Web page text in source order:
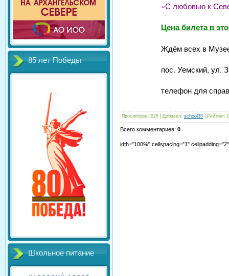
85 лет Победы
Школьное питание
«С любовью к
Цена билета в
Ждём всех в
пос. Уемский, ул.
телефон для
Просмотров: 528 Добавил: school35 Рейтинг:
Всего комментариев: 0
idth="100%" cellspacing="1"